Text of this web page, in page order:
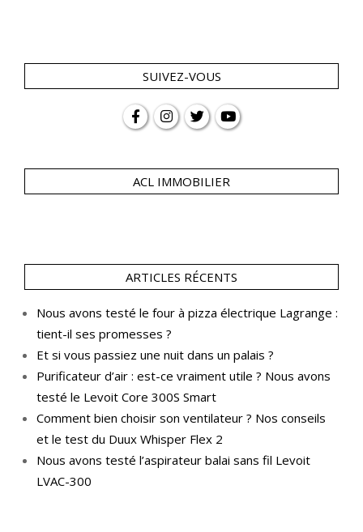
SUIVEZ-VOUS
ACL IMMOBILIER
ARTICLES RÉCENTS
Nous avons testé le four à pizza électrique Lagrange :
tient-il ses promesses ?
Et si vous passiez une nuit dans un palais ?
Purificateur d’air : est-ce vraiment utile ? Nous avons
testé le Levoit Core 300S Smart
Comment bien choisir son ventilateur ? Nos conseils
et le test du Duux Whisper Flex 2
Nous avons testé l’aspirateur balai sans fil Levoit
LVAC-300